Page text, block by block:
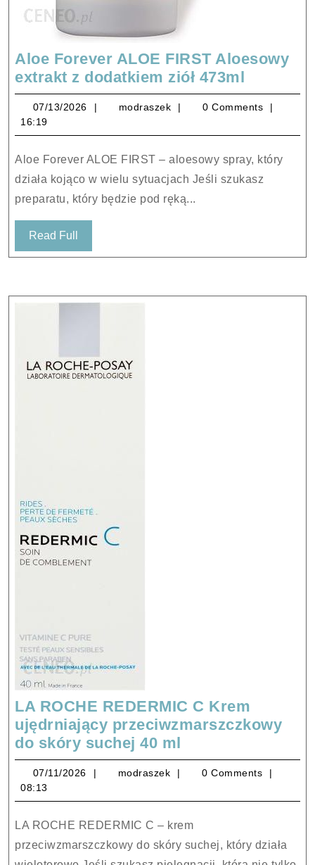
Aloe Forever ALOE FIRST Aloesowy
extrakt z dodatkiem ziół 473ml
Forever
ALOE
FIRST
extrakt
z
07/13/2026 07/13/2026
modraszek modraszek
0 Comments
16:19
Aloe Forever ALOE FIRST – aloesowy spray, który
działa kojąco w wielu sytuacjach Jeśli szukasz
preparatu, który będzie pod ręką...
Read Full
Full
LA ROCHE REDERMIC C Krem
ujędrniający przeciwzmarszczkowy
do skóry suchej 40 ml
ROCHE
REDERMIC
C
ujędrniający
07/11/2026 07/11/2026
modraszek modraszek
0 Comments
08:13
LA ROCHE REDERMIC C – krem
przeciwzmarszczkowy do skóry suchej, który działa